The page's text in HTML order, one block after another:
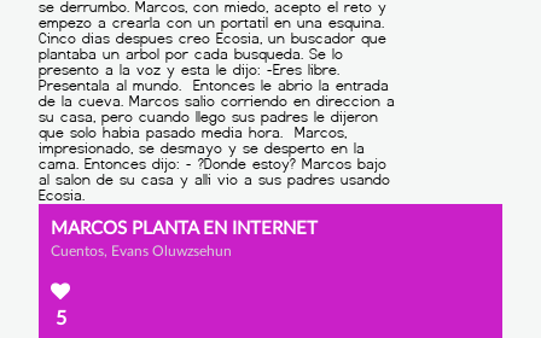
MARCOS PLANTA EN INTERNET
Cuentos, Evans Oluwzsehun
5